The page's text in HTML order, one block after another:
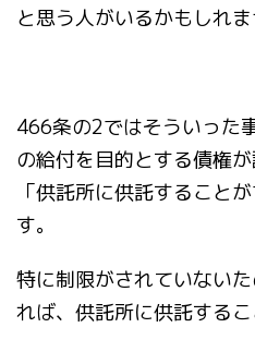
と思う人がいるかもしれま
466条の2ではそういった
の給付を目的とする債権が
「供託所に供託すること
す。
特に制限がされていない
れば、供託所に供託するこ